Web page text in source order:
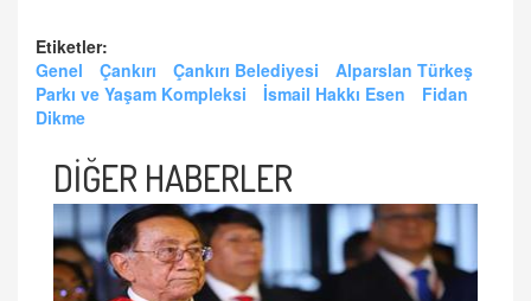
Etiketler:
Genel
Çankırı Çankırı Belediyesi
Alparslan Türkeş
Parkı ve Yaşam Kompleksi
İsmail Hakkı Esen
Fidan
Dikme
DİĞER HABERLER